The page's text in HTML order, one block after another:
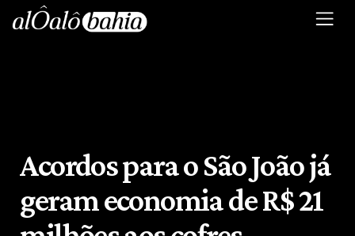
Acordos para o São João já
geram economia de R$ 21